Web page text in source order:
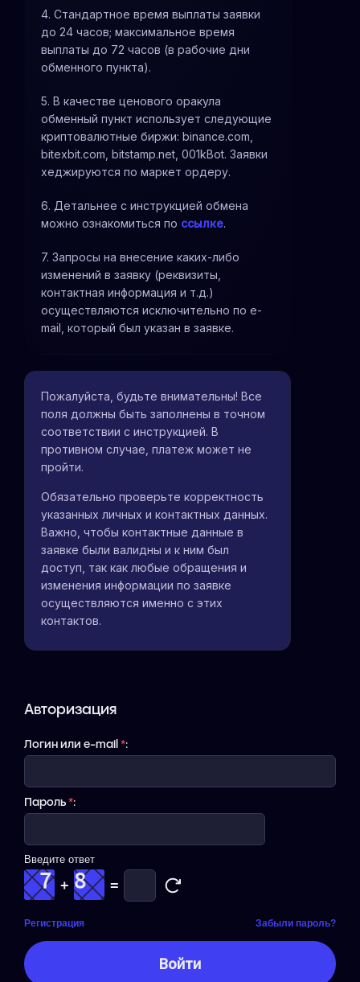
4. Стандартное время выплаты заявки
до 24 часов; максимальное время
выплаты до 72 часов (в рабочие дни
обменного пункта).
5. В качестве ценового оракула
обменный пункт использует следующие
криптовалютные биржи: binance.com,
bitexbit.com, bitstamp.net, 001kBot. Заявки
хеджируются по маркет ордеру.
6. Детальнее с инструкцией обмена
можно ознакомиться по ссылке.
7. Запросы на внесение каких-либо
изменений в заявку (реквизиты,
контактная информация и т.д.)
осуществляются исключительно по e-
mail, который был указан в заявке.
Пожалуйста, будьте внимательны! Все
поля должны быть заполнены в точном
соответствии с инструкцией. В
противном случае, платеж может не
пройти.
Обязательно проверьте корректность
указанных личных и контактных данных.
Важно, чтобы контактные данные в
заявке были валидны и к ним был
доступ, так как любые обращения и
изменения информации по заявке
осуществляются именно с этих
контактов.
Авторизация
Логин или e-mail *:
Пароль *:
Введите ответ
+ =
Регистрация Забыли пароль?